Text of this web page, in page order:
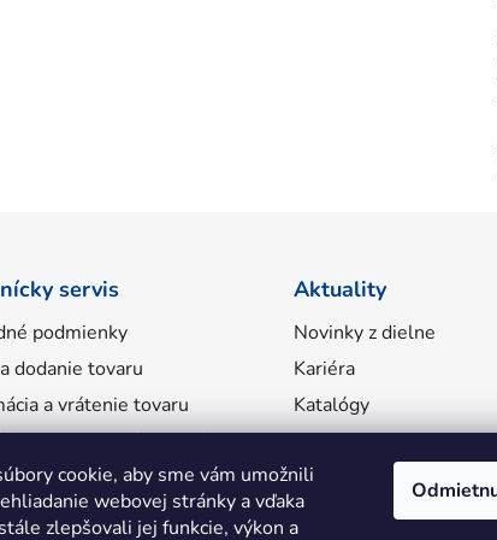
cookie, aby sme vám umožnili
webovej stránky a vďaka
zlepšovali jej funkcie, výkon a
servis
podmienky
dodanie tovaru
a vrátenie tovaru
o spracovaní osobných
Aktuality
Novinky z dielne
Kariéra
Katalógy